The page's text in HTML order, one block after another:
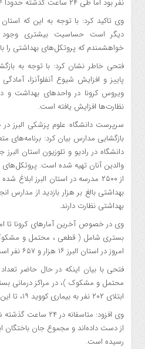
نفر بود اما طی ۲۴ ساعت گذشته حدودا ۱۰۴مورد بستری جدید داشتیم.
وی تاکید کرد: با توجه به این که
دیگر است حساسیت بیشتری وجود
خواهشمندم که پروتکل‌های بهداشتی را
فتحی خاطر نشان کرد: با توجه به
پاییز و افزایش شیوع آنفلوآنزا،
ویروس کرونا در واحدهای بهداشت و
نظارت‌ها افزایش یافته است.
سرپرست دانشگاه علوم پزشکی البرز
بازگشایی مدارس بیان کرد: برنامه‌های
دانشگاه در رادیو و تلوزیون استان
والدین آنان تهیه شده است.
از ۲۵۰۰ مدرسه در استان البرز
بهداشتی بالغ بر هزار بازدید از مدارس
بهداشتی نظارت دارند.
وی در خصوص آخرین آمارهای کرونا تا
بستری شامل ( قطعی ، محتمل و مشکوک
امروز در استان البرز ۱۶ هزار و ۶۵۷ نفر است.
محتمل و مشکوک )، در مراکز درمانی
ابتلای ۲۰۲ نفر به بیماری کووید ۱۹، تا این تاریخ قطعی شده است.
رسیده است.